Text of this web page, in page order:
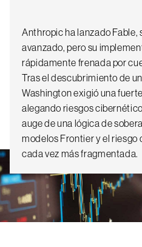
Anthropic ha lanzado Fable,
avanzado, pero su
rápidamente frenada por
Tras el descubrimiento de
Washington exigió una
alegando riesgos
auge de una lógica de
modelos Frontier y el riesgo
cada vez más fragmentada.